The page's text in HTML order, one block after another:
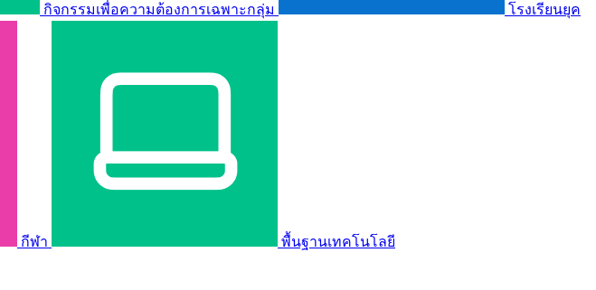
กิจกรรมเพื่อความต้องการเฉพาะกลุ่ม โรงเรียนยุค
กีฬา พื้นฐานเทคโนโลยี